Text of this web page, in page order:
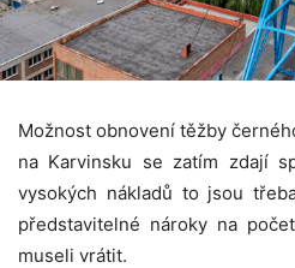
Možnost obnovení těžby
na Karvinsku se zatím zdají
vysokých nákladů to jsou
představitelné nároky na
museli vrátit.